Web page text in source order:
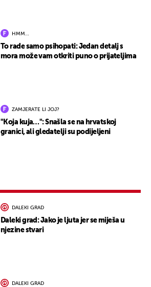
HMM…
To rade samo psihopati: Jedan detalj s
mora može vam otkriti puno o prijateljima
ZAMJERATE LI JOJ?
"Koja kuja…": Snašla se na hrvatskoj
granici, ali gledatelji su podijeljeni
DALEKI GRAD
Daleki grad: Jako je ljuta jer se miješa u
njezine stvari
DALEKI GRAD